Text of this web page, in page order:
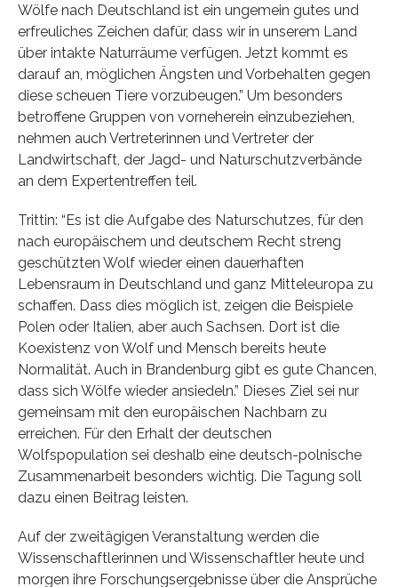
Wölfe nach Deutschland ist ein ungemein gutes und
erfreuliches Zeichen dafür, dass wir in unserem Land
über intakte Naturräume verfügen. Jetzt kommt es
darauf an, möglichen Ängsten und Vorbehalten gegen
diese scheuen Tiere vorzubeugen.” Um besonders
betroffene Gruppen von vorneherein einzubeziehen,
nehmen auch Vertreterinnen und Vertreter der
Landwirtschaft, der Jagd- und Naturschutzverbände
an dem Expertentreffen teil.
Trittin: “Es ist die Aufgabe des Naturschutzes, für den
nach europäischem und deutschem Recht streng
geschützten Wolf wieder einen dauerhaften
Lebensraum in Deutschland und ganz Mitteleuropa zu
schaffen. Dass dies möglich ist, zeigen die Beispiele
Polen oder Italien, aber auch Sachsen. Dort ist die
Koexistenz von Wolf und Mensch bereits heute
Normalität. Auch in Brandenburg gibt es gute Chancen,
dass sich Wölfe wieder ansiedeln.” Dieses Ziel sei nur
gemeinsam mit den europäischen Nachbarn zu
erreichen. Für den Erhalt der deutschen
Wolfspopulation sei deshalb eine deutsch-polnische
Zusammenarbeit besonders wichtig. Die Tagung soll
dazu einen Beitrag leisten.
Auf der zweitägigen Veranstaltung werden die
Wissenschaftlerinnen und Wissenschaftler heute und
morgen ihre Forschungsergebnisse über die Ansprüche